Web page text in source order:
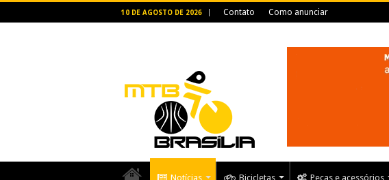
10 DE AGOSTO DE 2026 Contato Como anunciar
Notícias Bicicletas Peças e acessórios